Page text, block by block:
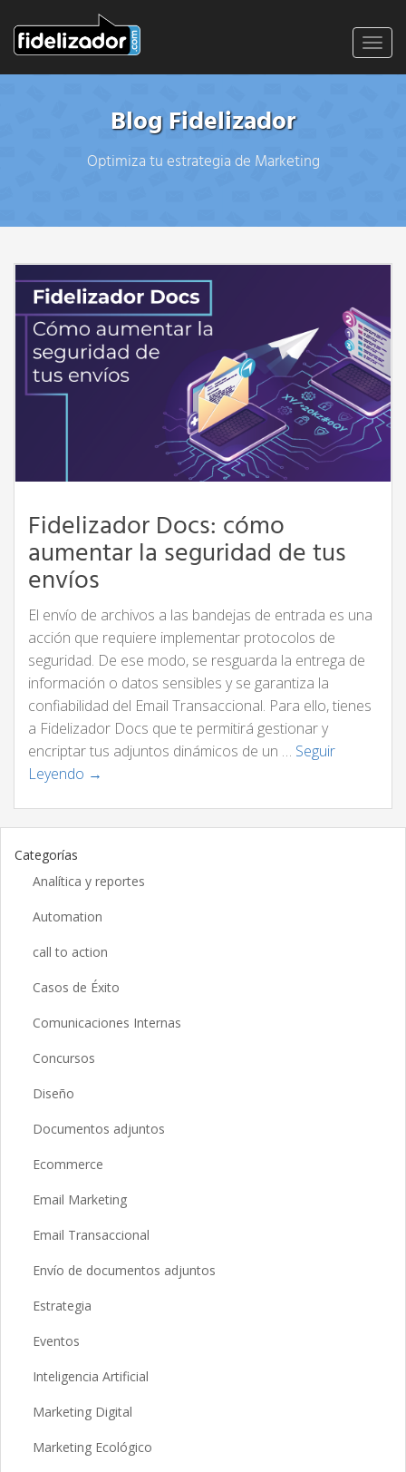
Blog Fidelizador
Optimiza tu estrategia de Marketing
Fidelizador Docs: cómo
aumentar la seguridad de tus
envíos
El envío de archivos a las bandejas de entrada es una
acción que requiere implementar protocolos de
seguridad. De ese modo, se resguarda la entrega de
información o datos sensibles y se garantiza la
confiabilidad del Email Transaccional. Para ello, tienes
a Fidelizador Docs que te permitirá gestionar y
encriptar tus adjuntos dinámicos de un … Seguir
Leyendo →
Categorías
Analítica y reportes
Automation
call to action
Casos de Éxito
Comunicaciones Internas
Concursos
Diseño
Documentos adjuntos
Ecommerce
Email Marketing
Email Transaccional
Envío de documentos adjuntos
Estrategia
Eventos
Inteligencia Artificial
Marketing Digital
Marketing Ecológico